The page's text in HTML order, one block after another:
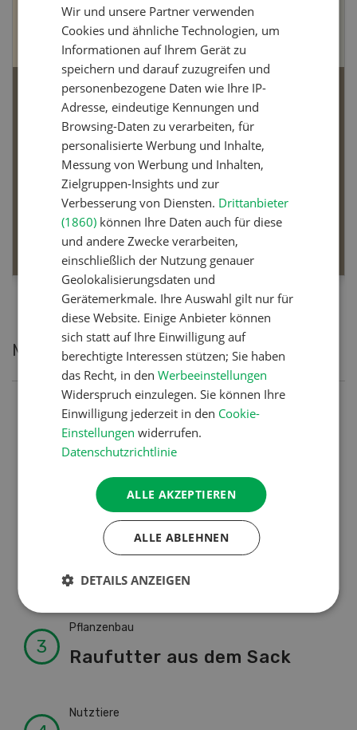
Bio-Artikel
Dossier Bio-Artikel
MEHR ERFAHREN
Meistgelesene Artikel
Nutztiere
Schweizer Kuhnamen: Liste
von A-Z
Betriebsführung
Ressourcen: Mit Fäusten
gegen die Alters-Sichtigkeit
Pflanzenbau
Raufutter aus dem Sack
Nutztiere
Wir und unsere Partner verwenden
Cookies und ähnliche Technologien, um
Informationen auf Ihrem Gerät zu
speichern und darauf zuzugreifen und
personenbezogene Daten wie Ihre IP-
Adresse, eindeutige Kennungen und
Browsing-Daten zu verarbeiten, für
personalisierte Werbung und Inhalte,
Messung von Werbung und Inhalten,
Zielgruppen-Insights und zur
Verbesserung von Diensten. Drittanbieter
(1860) können Ihre Daten auch für diese
und andere Zwecke verarbeiten,
einschließlich der Nutzung genauer
Geolokalisierungsdaten und
Gerätemerkmale. Ihre Auswahl gilt nur für
diese Website. Einige Anbieter können
sich statt auf Ihre Einwilligung auf
berechtigte Interessen stützen; Sie haben
das Recht, in denWerbeeinstellungen
Widerspruch einzulegen. Sie können Ihre
Einwilligung jederzeit in den Cookie-
Einstellungen widerrufen.
Datenschutzrichtlinie
ALLE AKZEPTIEREN
ALLE ABLEHNEN
DETAILS ANZEIGEN